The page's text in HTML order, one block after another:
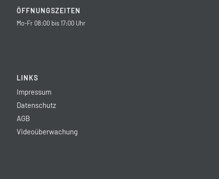
ÖFFNUNGSZEITEN
Mo-Fr 08:00 bis 17:00 Uhr
LINKS
Impressum
Datenschutz
AGB
Videoüberwachung